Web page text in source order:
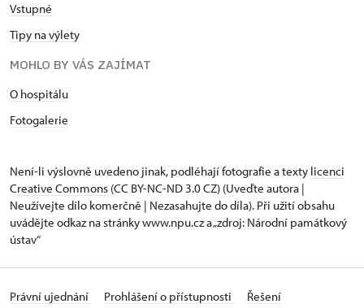
Vstupné
Tipy na výlety
MOHLO BY VÁS ZAJÍMAT
O hospitálu
Fotogalerie
Není-li výslovně uvedeno jinak, podléhají fotografie a texty licenci
Creative Commons (CC BY-NC-ND 3.0 CZ) (Uveďte autora |
Neužívejte dílo komerčně | Nezasahujte do díla). Při užití obsahu
uvádějte odkaz na stránky www.npu.cz a „zdroj: Národní památkový
ústav“
Právní ujednání Prohlášení o přístupnosti
Řešení